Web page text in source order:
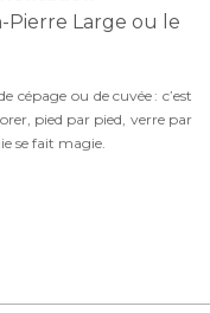
Pierre Large ou le
cépage ou de cuvée : c’est
pied par pied, verre par
se fait magie.